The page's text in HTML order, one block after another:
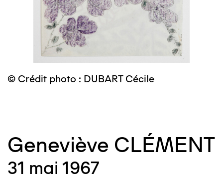
© Crédit photo : DUBART Cécile
Geneviève CLÉMENT
31 mai 1967